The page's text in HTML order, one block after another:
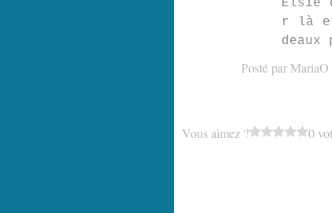
Elsie
r là et
Posté par
Vous aimez ? 0